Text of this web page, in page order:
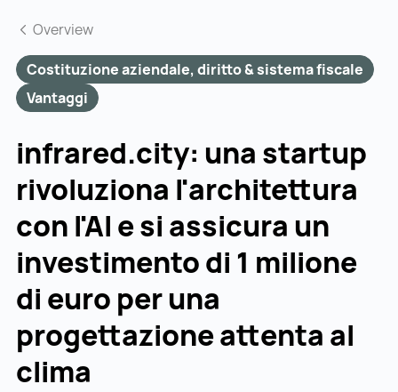
Overview
Costituzione aziendale, diritto & sistema fiscale
Vantaggi
infrared.city: una startup
rivoluziona l'architettura
con l'AI e si assicura un
investimento di 1 milione
di euro per una
progettazione attenta al
clima